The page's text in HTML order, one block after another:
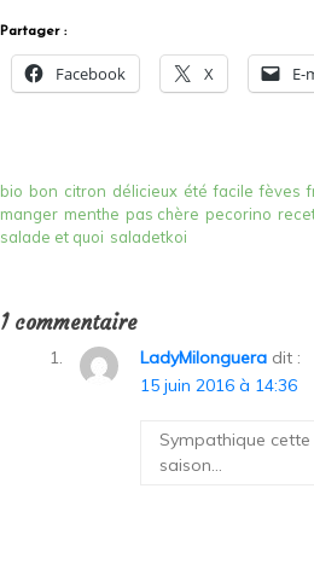
Partager :
Facebook X E-
bio bon citron délicieux été facile fèves
manger menthe pas chère pecorino
salade et quoi saladetkoi
1 commentaire
LadyMilonguera dit :
15 juin 2016 à 14:36
Sympathique
saison…